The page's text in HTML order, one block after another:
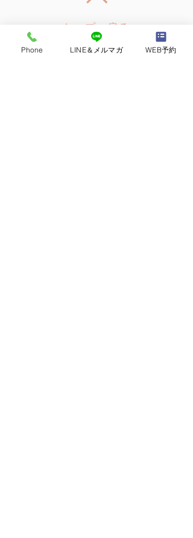
トップへ戻る
Phone LINE＆メルマガ WEB予約